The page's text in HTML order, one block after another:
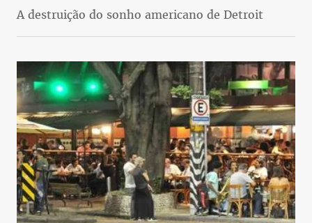
A destruição do sonho americano de Detroit